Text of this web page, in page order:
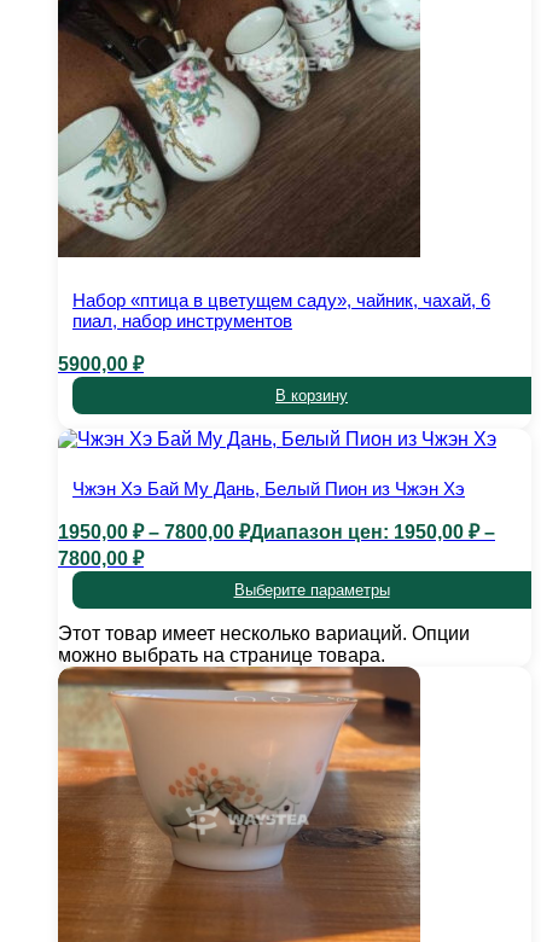
Набор «птица в цветущем саду», чайник, чахай, 6
пиал, набор инструментов
5900,00 ₽
В корзину
Чжэн Хэ Бай Му Дань, Белый Пион из Чжэн Хэ
1950,00 ₽ – 7800,00 ₽Диапазон цен: 1950,00 ₽ –
7800,00 ₽
Выберите параметры
Этот товар имеет несколько вариаций. Опции
можно выбрать на странице товара.